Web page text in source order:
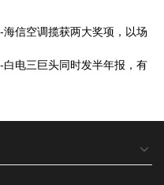
信空调揽获两大奖项，以场
电三巨头同时发半年报，有